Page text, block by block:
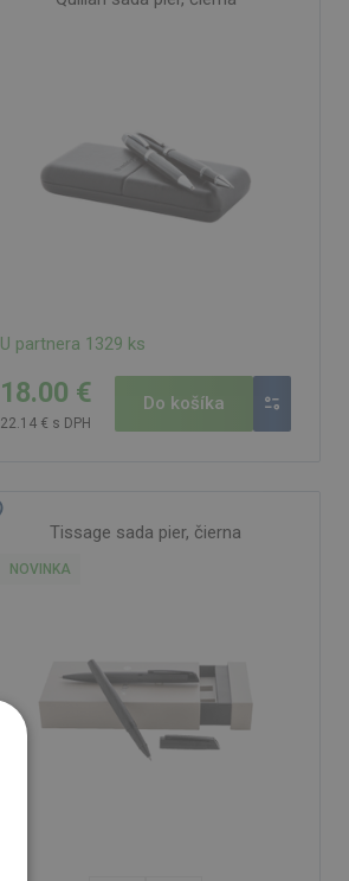
U partnera 1329 ks
18.00 €
22.14 € s DPH
Do košíka
Tissage sada pier, čierna
NOVINKA